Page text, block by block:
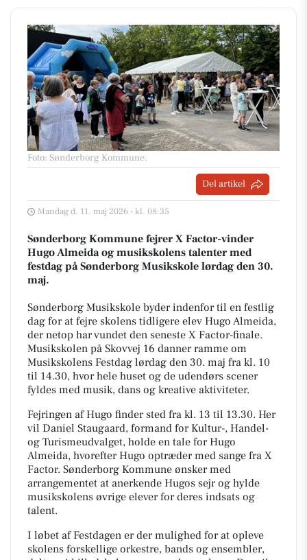
Foto: Sønderborg Kommune.
Del artikel
Mandag d. 11. maj 2026 - kl. 08:35
Sønderborg Kommune fejrer X Factor-vinder
Hugo Almeida og musikskolens talenter med
festdag på Sønderborg Musikskole lørdag den 30.
maj.
Sønderborg Musikskole byder indenfor til en festlig
dag for at fejre skolens tidligere elev Hugo Almeida,
der netop har vundet den seneste X Factor-finale.
Musikskolen på Skovvej 16 danner ramme om
Musikskolens Festdag lørdag den 30. maj fra kl. 10
til 14.30, hvor hele huset og de udendørs scener
fyldes med musik, dans og kreative aktiviteter.
Fejringen af Hugo finder sted fra kl. 13 til 13.30. Her
vil Daniel Staugaard, formand for Kultur-, Handel-
og Turismeudvalget, holde en tale for Hugo
Almeida, hvorefter Hugo optræder med sange fra X
Factor. Sønderborg Kommune ønsker med
arrangementet at anerkende Hugos sejr og hylde
musikskolens øvrige elever for deres indsats og
talent.
I løbet af Festdagen er der mulighed for at opleve
skolens forskellige orkestre, bands og ensembler,